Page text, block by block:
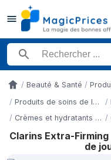
Rechercher un produit
AccueilBeauté & Santé
Produits de soins de la peau
Crèmes et hydratants pour le visage
Clarins Extra-Firming
de
Historique des prix de